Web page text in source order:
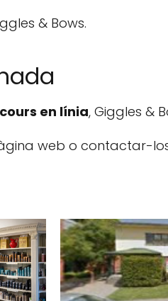
& Bows.
cours en línia, Giggles &
web o contactar-